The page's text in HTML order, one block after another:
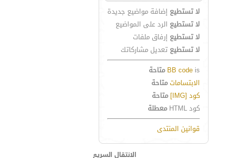
لا تستطيع إضافة مواضيع جديدة
لا تستطيع الرد على المواضيع
لا تستطيع إرفاق ملفات
لا تستطيع تعديل مشاركاتك
BB code is
متاحة
الابتساماتمتاحة
كود [IMG]
متاحة
كود HTML
معطلة
قوانين المنتدى
الانتقال السريع